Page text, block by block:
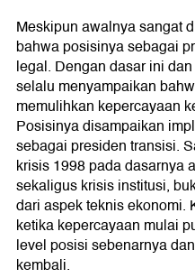
Meskipun awalnya sangat
bahwa posisinya sebagai
legal. Dengan dasar ini
selalu menyampaikan
memulihkan kepercayaan
Posisinya disampaikan
sebagai presiden transisi.
krisis 1998 pada dasarnya
sekaligus krisis institusi,
dari aspek teknis ekonomi.
ketika kepercayaan mulai
level posisi sebenarnya
kembali.